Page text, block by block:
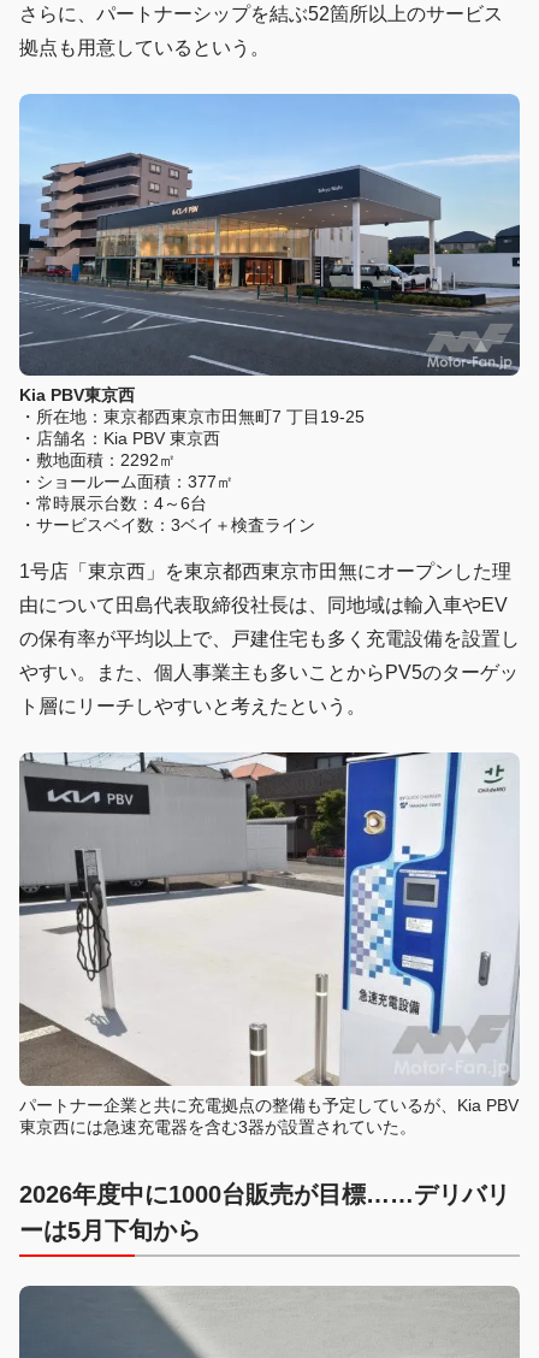
さらに、パートナーシップを結ぶ52箇所以上のサービス
拠点も用意しているという。
Kia PBV東京西
・所在地：東京都西東京市田無町7 丁目19-25
・店舗名：Kia PBV 東京西
・敷地面積：2292㎡
・ショールーム面積：377㎡
・常時展示台数：4～6台
・サービスベイ数：3ベイ＋検査ライン
1号店「東京西」を東京都西東京市田無にオープンした理
由について田島代表取締役社長は、同地域は輸入車やEV
の保有率が平均以上で、戸建住宅も多く充電設備を設置し
やすい。また、個人事業主も多いことからPV5のターゲッ
ト層にリーチしやすいと考えたという。
パートナー企業と共に充電拠点の整備も予定しているが、Kia PBV
東京西には急速充電器を含む3器が設置されていた。
2026年度中に1000台販売が目標……デリバリ
ーは5月下旬から